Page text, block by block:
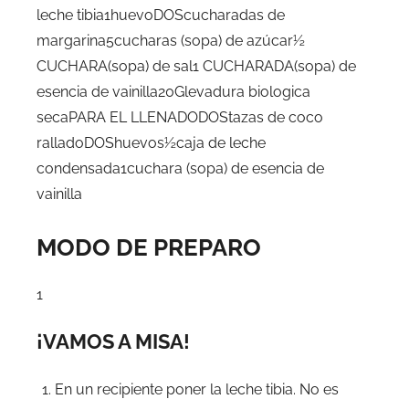
leche tibia1huevoDOScucharadas de
margarina5cucharas (sopa) de azúcar½
CUCHARA(sopa) de sal1 CUCHARADA(sopa) de
esencia de vainilla20Glevadura biologica
secaPARA EL LLENADODOStazas de coco
ralladoDOShuevos½caja de leche
condensada1cuchara (sopa) de esencia de
vainilla
MODO DE PREPARO
1
¡VAMOS A MISA!
En un recipiente poner la leche tibia. No es